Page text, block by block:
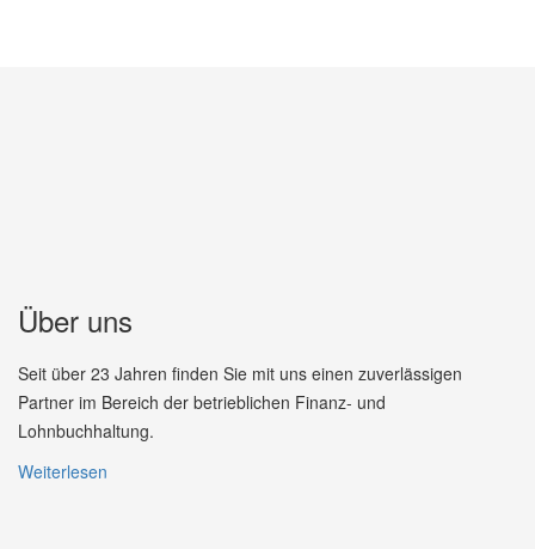
Über uns
Seit über 23 Jahren finden Sie mit uns einen zuverlässigen
Partner im Bereich der betrieblichen Finanz- und
Lohnbuchhaltung.
Weiterlesen